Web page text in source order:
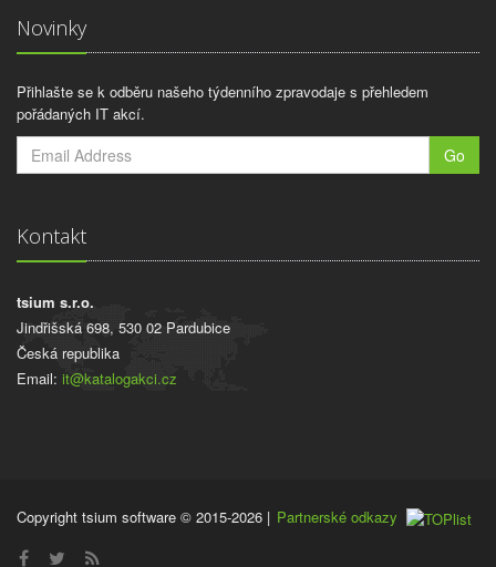
Novinky
Přihlašte se k odběru našeho týdenního zpravodaje s přehledem
pořádaných IT akcí.
Go
Kontakt
tsium s.r.o.
Jindřišská 698, 530 02 Pardubice
Česká republika
Email: it@katalogakci.cz
Copyright tsium software © 2015-2026 | Partnerské odkazy